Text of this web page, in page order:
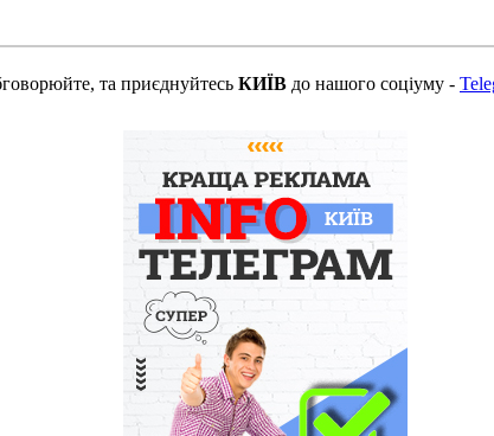
та приєднуйтесь КИЇВ до нашого соціуму -